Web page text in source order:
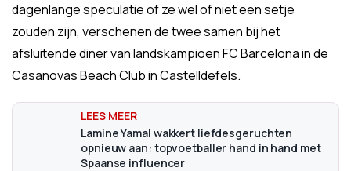
dagenlange speculatie of ze wel of niet een setje
zouden zijn, verschenen de twee samen bij het
afsluitende diner van landskampioen FC Barcelona in de
Casanovas Beach Club in Castelldefels.
Lamine Yamal wakkert liefdesgeruchten
opnieuw aan: topvoetballer hand in hand met
Spaanse influencer